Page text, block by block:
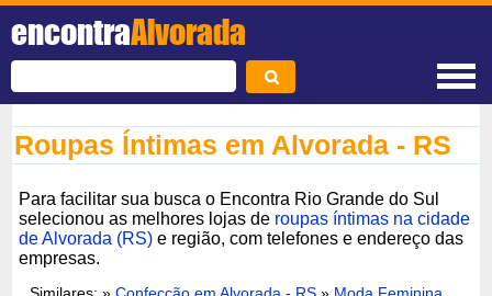
encontraAlvorada
Roupas Íntimas em Alvorada - RS
Para facilitar sua busca o Encontra Rio Grande do Sul
selecionou as melhores lojas de roupas íntimas na cidade
de Alvorada (RS) e região, com telefones e endereço das
empresas.
Similares: »Confecção em Alvorada - RS » Moda Feminina